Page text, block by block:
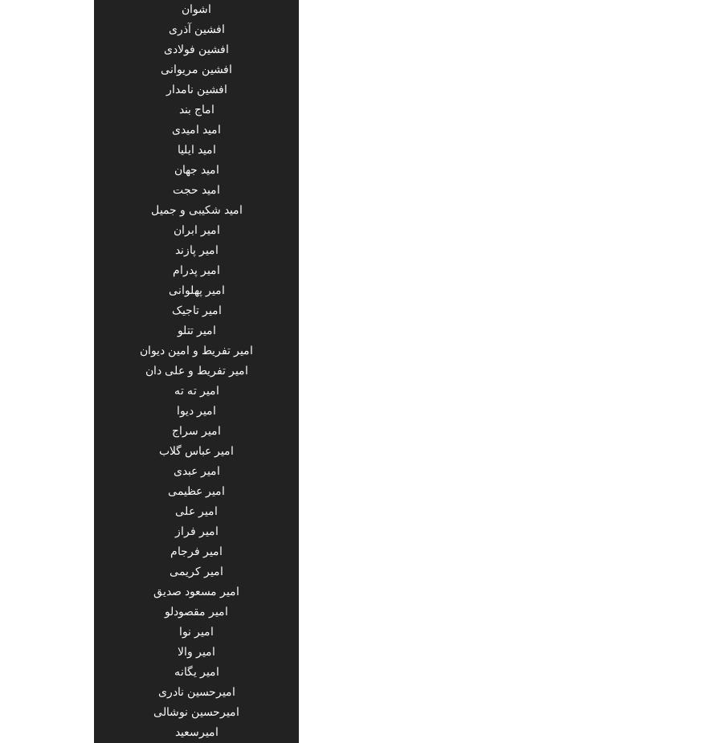
اشوان
افشین آذری
افشین فولادی
افشین مریوانی
افشین نامدار
اماج بند
امید امیدی
امید ایلیا
امید جهان
امید حجت
امید شکیبی و جمیل
امیر ابران
امیر پازند
امیر پدرام
امیر پهلوانی
امیر تاجیک
امیر تتلو
امیر تفریط و امین دیوان
امیر تفریط و علی دان
امیر ته ته
امیر دیوا
امیر سراج
امیر عباس گلاب
امیر عبدی
امیر عظیمی
امیر علی
امیر فراز
امیر فرجام
امیر کریمی
امیر مسعود صدیق
امیر مقصودلو
امیر نوا
امیر والا
امیر یگانه
امیرحسین نادری
امیرحسین نوشالی
امیرسعید